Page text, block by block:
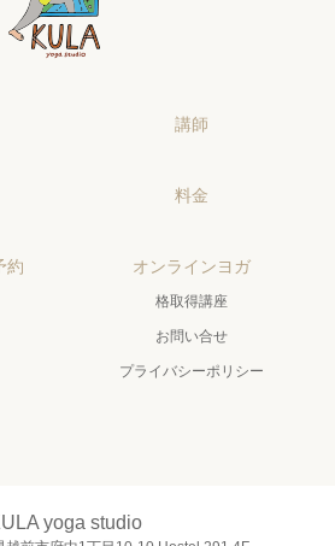
講師
料金
約 オンラインヨガ
格取得講座
お問い合せ
プライバシーポリシー
yoga studio